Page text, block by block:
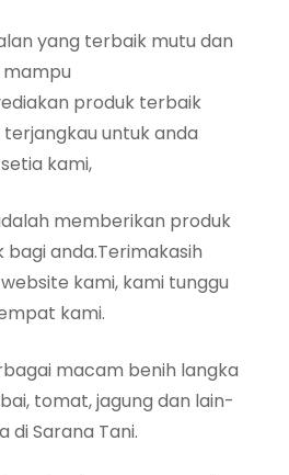
yang terbaik mutu dan
produk terbaik
untuk anda
kami,
memberikan produk
anda.Terimakasih
kami, kami tunggu
kami.
macam benih langka
tomat, jagung dan lain-
di Sarana Tani.